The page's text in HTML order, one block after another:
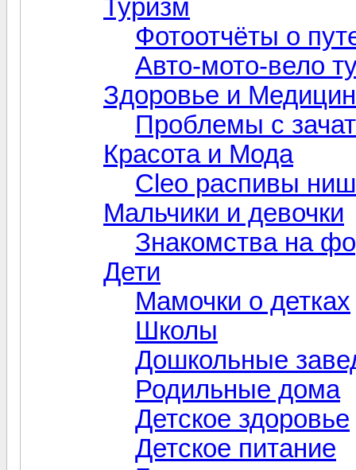
Туризм
Фотоотчёты о
Авто-мото-вело
Здоровье и
Проблемы с
Красота и Мода
Cleo распивы
Мальчики и девочки
Знакомства на
Дети
Мамочки о детках
Школы
Дошкольные
Родильные дома
Детское здоровье
Детское питание